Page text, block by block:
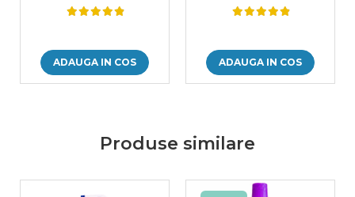
ADAUGA IN COS ADAUGA IN COS
Produse similare